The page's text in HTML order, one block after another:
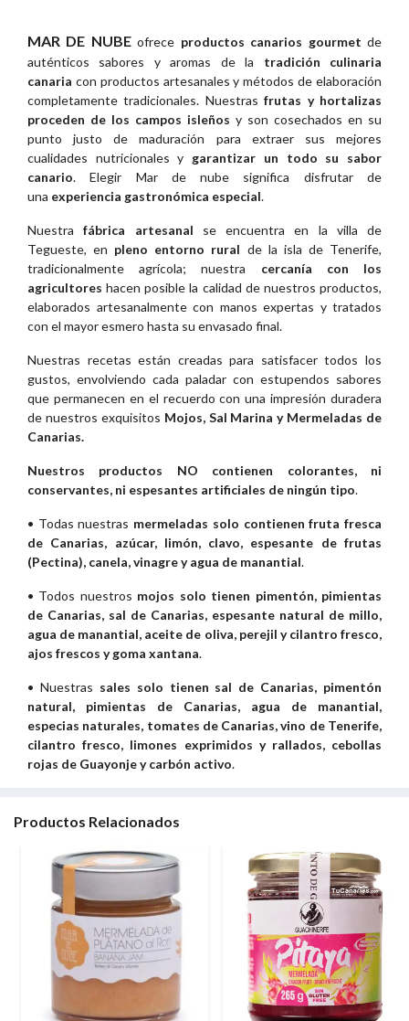
MAR DE NUBEofrece productos canarios gourmetde
auténticos sabores y aromas de la tradición culinaria
canaria con productos artesanales y métodos de elaboración
completamente tradicionales. Nuestrasfrutas y hortalizas
proceden de los campos isleños y son cosechados en su
punto justo de maduración para extraer sus mejores
cualidades nutricionales y garantizar un todo su sabor
canario. Elegir Mar de nube significa disfrutar de
una experiencia gastronómica especial.
Nuestra fábrica artesanal se encuentra en la villa de
Tegueste, en pleno entorno rural de la isla de Tenerife,
tradicionalmente agrícola; nuestra cercanía con los
agricultoreshacen posible la calidad de nuestros productos,
elaborados artesanalmente con manos expertas y tratados
con el mayor esmero hasta su envasado final.
Nuestras recetas están creadas para satisfacer todos los
gustos, envolviendo cada paladar con estupendos sabores
que permanecen en el recuerdo con una impresión duradera
de nuestros exquisitos Mojos, Sal Marina y Mermeladas de
Canarias.
Nuestros productos NO contienen colorantes, ni
conservantes, ni espesantes artificiales de ningún tipo.
• Todas nuestras mermeladas solo contienen fruta fresca
de Canarias, azúcar, limón, clavo, espesante de frutas
(Pectina), canela, vinagre y agua de manantial.
• Todos nuestros mojos solo tienen pimentón, pimientas
de Canarias, sal de Canarias, espesante natural de millo,
agua de manantial, aceite de oliva, perejil y cilantro fresco,
ajos frescos y goma xantana.
• Nuestras sales solo tienen sal de Canarias, pimentón
natural, pimientas de Canarias, agua de manantial,
especias naturales, tomates de Canarias, vino de Tenerife,
cilantro fresco, limones exprimidos y rallados, cebollas
rojas de Guayonje y carbón activo.
Productos Relacionados